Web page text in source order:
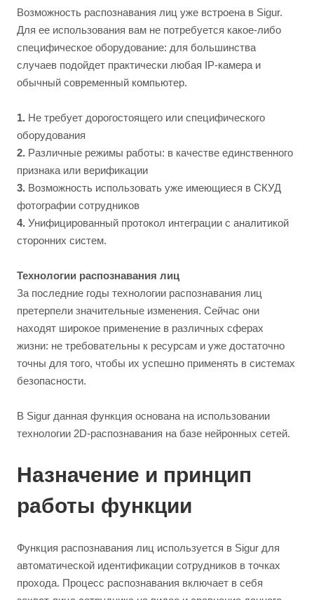
Возможность распознавания лиц уже встроена в Sigur.
Для ее использования вам не потребуется какое-либо
специфическое оборудование: для большинства
случаев подойдет практически любая IP-камера и
обычный современный компьютер.
1. Не требует дорогостоящего или специфического
оборудования
2. Различные режимы работы: в качестве единственного
признака или верификации
3. Возможность использовать уже имеющиеся в СКУД
фотографии сотрудников
4. Унифицированный протокол интеграции с аналитикой
сторонних систем.
Технологии распознавания лиц
За последние годы технологии распознавания лиц
претерпели значительные изменения. Сейчас они
находят широкое применение в различных сферах
жизни: не требовательны к ресурсам и уже достаточно
точны для того, чтобы их успешно применять в системах
безопасности.
В Sigur данная функция основана на использовании
технологии 2D-распознавания на базе нейронных сетей.
Назначение и принцип
работы функции
Функция распознавания лиц используется в Sigur для
автоматической идентификации сотрудников в точках
прохода. Процесс распознавания включает в себя